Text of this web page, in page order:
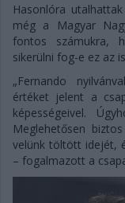
Hasonlóra
még a Magyar
fontos számukra,
sikerülni fog-e ez az
„Fernando
értéket jelent a
képességeivel.
Meglehetősen
velünk töltött idejét,
– fogalmazott a